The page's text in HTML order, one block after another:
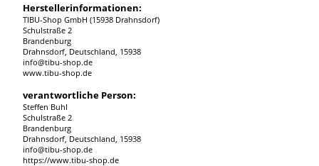
Herstellerinformationen:
TIBU-Shop GmbH (15938 Drahnsdorf)
Schulstraße 2
Brandenburg
Drahnsdorf, Deutschland, 15938
info@tibu-shop.de
www.tibu-shop.de
verantwortliche Person:
Steffen Buhl
Schulstraße 2
Brandenburg
Drahnsdorf, Deutschland, 15938
info@tibu-shop.de
https://www.tibu-shop.de